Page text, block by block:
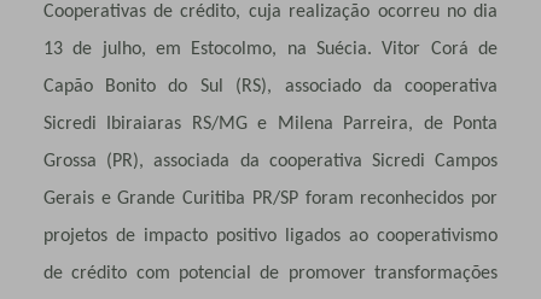
Cooperativas de crédito, cuja realização ocorreu no dia
13 de julho, em Estocolmo, na Suécia. Vitor Corá de
Capão Bonito do Sul (RS), associado da cooperativa
Sicredi Ibiraiaras RS/MG e Milena Parreira, de Ponta
Grossa (PR), associada da cooperativa Sicredi Campos
Gerais e Grande Curitiba PR/SP foram reconhecidos por
projetos de impacto positivo ligados ao cooperativismo
de crédito com potencial de promover transformações